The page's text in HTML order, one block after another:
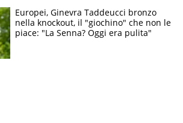
Europei, Ginevra Taddeucci bronzo
nella knockout, il "giochino" che non le
piace: "La Senna? Oggi era pulita"